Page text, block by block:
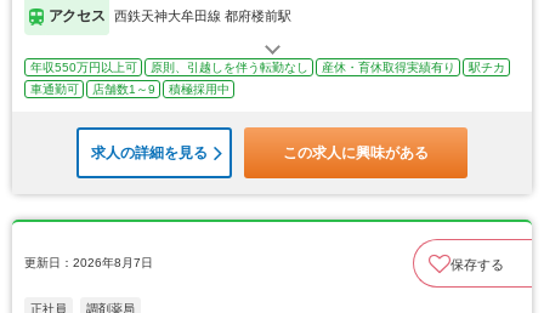
アクセス 西鉄天神大牟田線 都府楼前駅
年収550万円以上可 原則、引越しを伴う転勤なし 産休・育休取得実績有り
駅チカ
車通勤可
店舗数1～9 積極採用中
求人の詳細を見る この求人に興味がある
更新日：2026年8月7日 保存する
正社員 調剤薬局